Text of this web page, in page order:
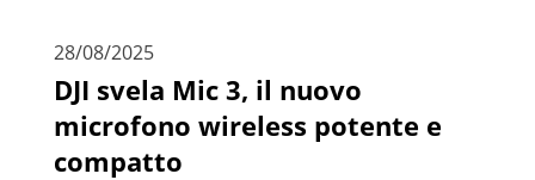
28/08/2025
DJI svela Mic 3, il nuovo
microfono wireless potente e
compatto